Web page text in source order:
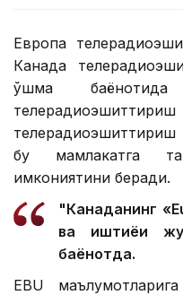
Европа
Канада
қўшма
телерадиоэшиттириш
бу мамлакатга
имкониятини беради.
"Канаданинг
ва иштиёқи
баёнотда.
EBU